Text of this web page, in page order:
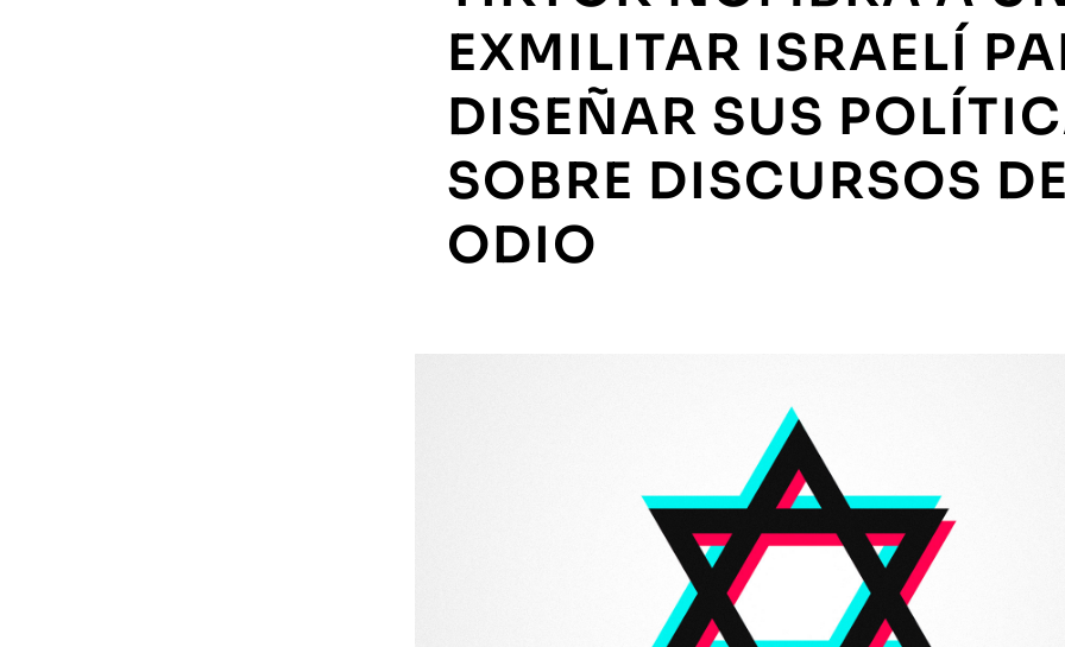
EXMILITAR ISRAELÍ
DISEÑAR SUS
SOBRE DISCURSOS DE
ODIO